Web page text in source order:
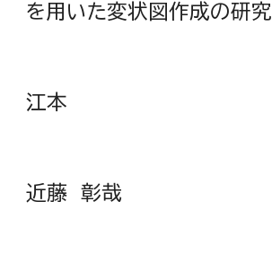
を用いた変状図作成の研究
江本
近藤 彰哉